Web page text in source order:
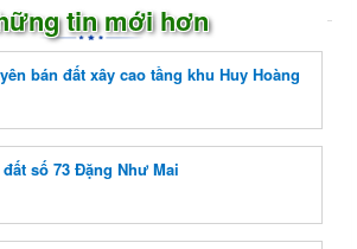
tin mới hơn
bán đất xây cao tầng khu Huy Hoàng
đất số 73 Đặng Như Mai